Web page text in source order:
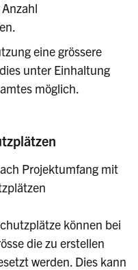
eine grössere
unter Einhaltung
möglich.
Projektumfang mit
können bei
die zu erstellen
werden. Dies kann